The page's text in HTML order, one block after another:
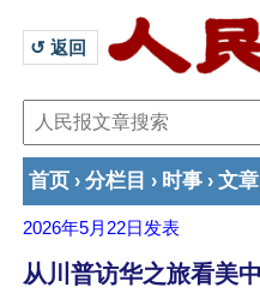
↺ 返回
首页 › 分栏目 › 时事 › 文章
2026年5月22日 发表
从川普访华之旅看美